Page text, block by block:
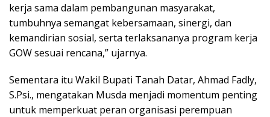
kerja sama dalam pembangunan masyarakat,
tumbuhnya semangat kebersamaan, sinergi, dan
kemandirian sosial, serta terlaksananya program kerja
GOW sesuai rencana,” ujarnya.
Sementara itu Wakil Bupati Tanah Datar, Ahmad Fadly,
S.Psi., mengatakan Musda menjadi momentum penting
untuk memperkuat peran organisasi perempuan